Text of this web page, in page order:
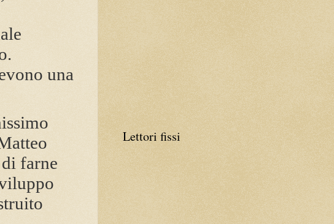
una
farne
Lettori fissi